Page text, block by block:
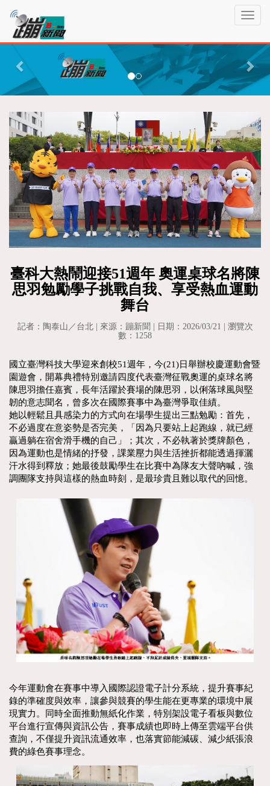
T
g
l
e
g
t
i
o
n
蹦
新
聞P
r
v
i
o
u
s
N
e
x
t
臺科大熱鬧迎接51週年 奧運桌球名將陳
思羽勉勵學子挑戰自我、享受熱血運動
舞台
記者：陶泰山／台北 | 來源：蹦新聞 | 日期：2026/03/21 | 瀏覽次
數：1258
國立臺灣科技大學迎來創校51週年，今(21)日舉辦校慶運動會暨
園遊會，開幕典禮特別邀請四度代表臺灣征戰奧運的桌球名將
陳思羽擔任嘉賓，長年活躍於賽場的陳思羽，以俐落球風與堅
韌的意志聞名，曾多次在國際賽事中為臺灣爭取佳績。
她以輕鬆且具感染力的方式向在場學生提出三點勉勵：首先，
不必過度在意姿勢是否完美，「因為只要站上起跑線，就已經
贏過躺在宿舍滑手機的自己」；其次，不必執著於獎牌顏色，
因為運動也是情緒的抒發，課業壓力與生活挫折都能透過揮灑
汗水得到釋放；她最後鼓勵學生在比賽中為隊友大聲吶喊，強
調團隊支持與這樣的熱血時刻，是最珍貴且難以取代的回憶。
今年運動會在賽事中導入國際認證電子計分系統，提升賽事紀
錄的準確度與效率，讓參與競賽的學生能在更專業的環境中展
現實力。同時全面推動無紙化作業，特別架設電子看板與數位
平台進行宣傳與資訊公告，賽事成績也即時上傳至雲端平台供
查詢，不僅提升資訊流通效率，也落實節能減碳、減少紙張浪
費的綠色賽事理念。